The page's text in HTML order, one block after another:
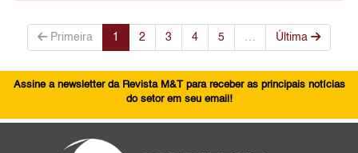
Primeira 1 2 3 4 5 Última
Assine a newsletter da Revista M&T para receber as principais notícias
do setor em seu email!